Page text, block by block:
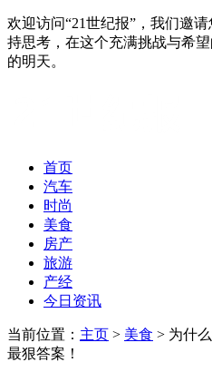
欢迎访问“21世纪报”，我们邀
持思考，在这个充满挑战与希
的明天。
首页
汽车
时尚
美食
房产
旅游
产经
今日资讯
当前位置： 主页 > 美食 > 为什
最狠答案！